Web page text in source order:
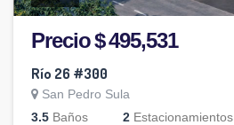
Precio $ 495,531
Río 26 #300
San Pedro Sula
3.5 Baños 2 Estacionamientos